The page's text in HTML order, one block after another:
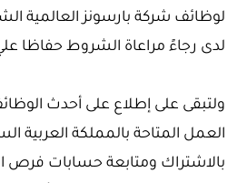
لوظائف شركة بارسونز العالمية
لدى رجاءً مراعاة الشروط حفاظا
ولتبقى على إطلاع على أحدث
العمل المتاحة بالمملكة العربية
بالاشتراك ومتابعة حسابات فرص